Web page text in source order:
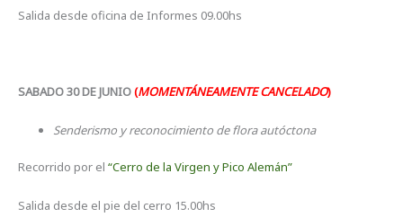
Salida desde oficina de Informes 09.00hs
SABADO 30 DE JUNIO(MOMENTÁNEAMENTE CANCELADO)
Senderismo y reconocimiento de flora autóctona
Recorrido por el“Cerro de la Virgen y Pico Alemán”
Salida desde el pie del cerro 15.00hs